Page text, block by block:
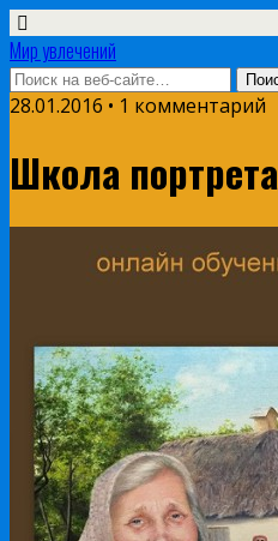
Мир увлечений
28.01.2016 • 1 комментарий
Школа портрета